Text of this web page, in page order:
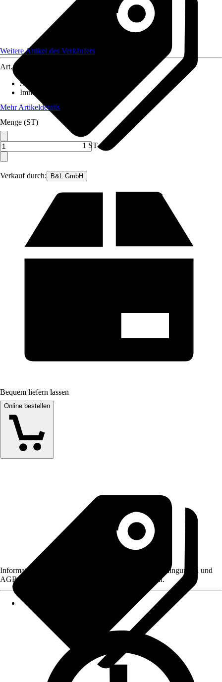
Verkauf durch: B&L GmbH
Weitere Artikel des Verkäufers
Art.-Nr.
Standort
Immergrün
Mehr Artikeldetails
Menge (ST)
1 ST
Bequem liefern lassen
Online bestellen
Informationen des Verkäufers, wie z. B. Rückgabebedingungen und
AGB, finden Sie bei Klick auf den Verkäufernamen.